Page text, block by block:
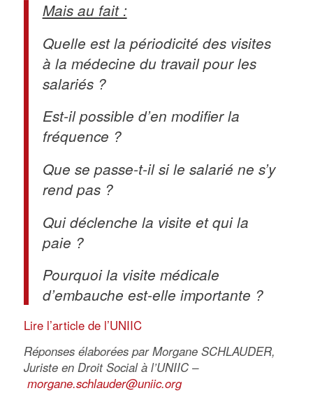
Mais au fait :
Quelle est la périodicité des visites
à la médecine du travail pour les
salariés ?
Est-il possible d’en modifier la
fréquence ?
Que se passe-t-il si le salarié ne s’y
rend pas ?
Qui déclenche la visite et qui la
paie ?
Pourquoi la visite médicale
d’embauche est-elle importante ?
Lire l’article de l’UNIIC
Réponses élaborées par Morgane SCHLAUDER,
Juriste en Droit Social à l’UNIIC –
morgane.schlauder@uniic.org